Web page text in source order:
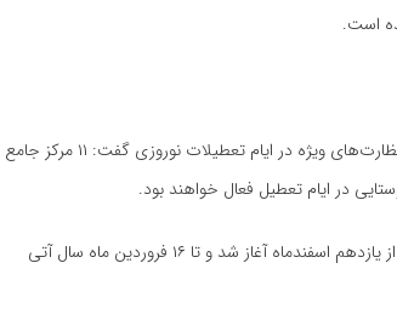
معاون بهداشتی دانشگاه علوم پزشکی اراک با اشاره به نظارت‌های ویژه در ایام تعطیلات نوروزی گفت: ۱۱ مرکز جامع
جواهری تاکید کرد: طرح سلامت نوروزی و ماه رمضان از یازدهم اسفندماه آغاز شد و تا ۱۶ فروردین ماه سال آتی